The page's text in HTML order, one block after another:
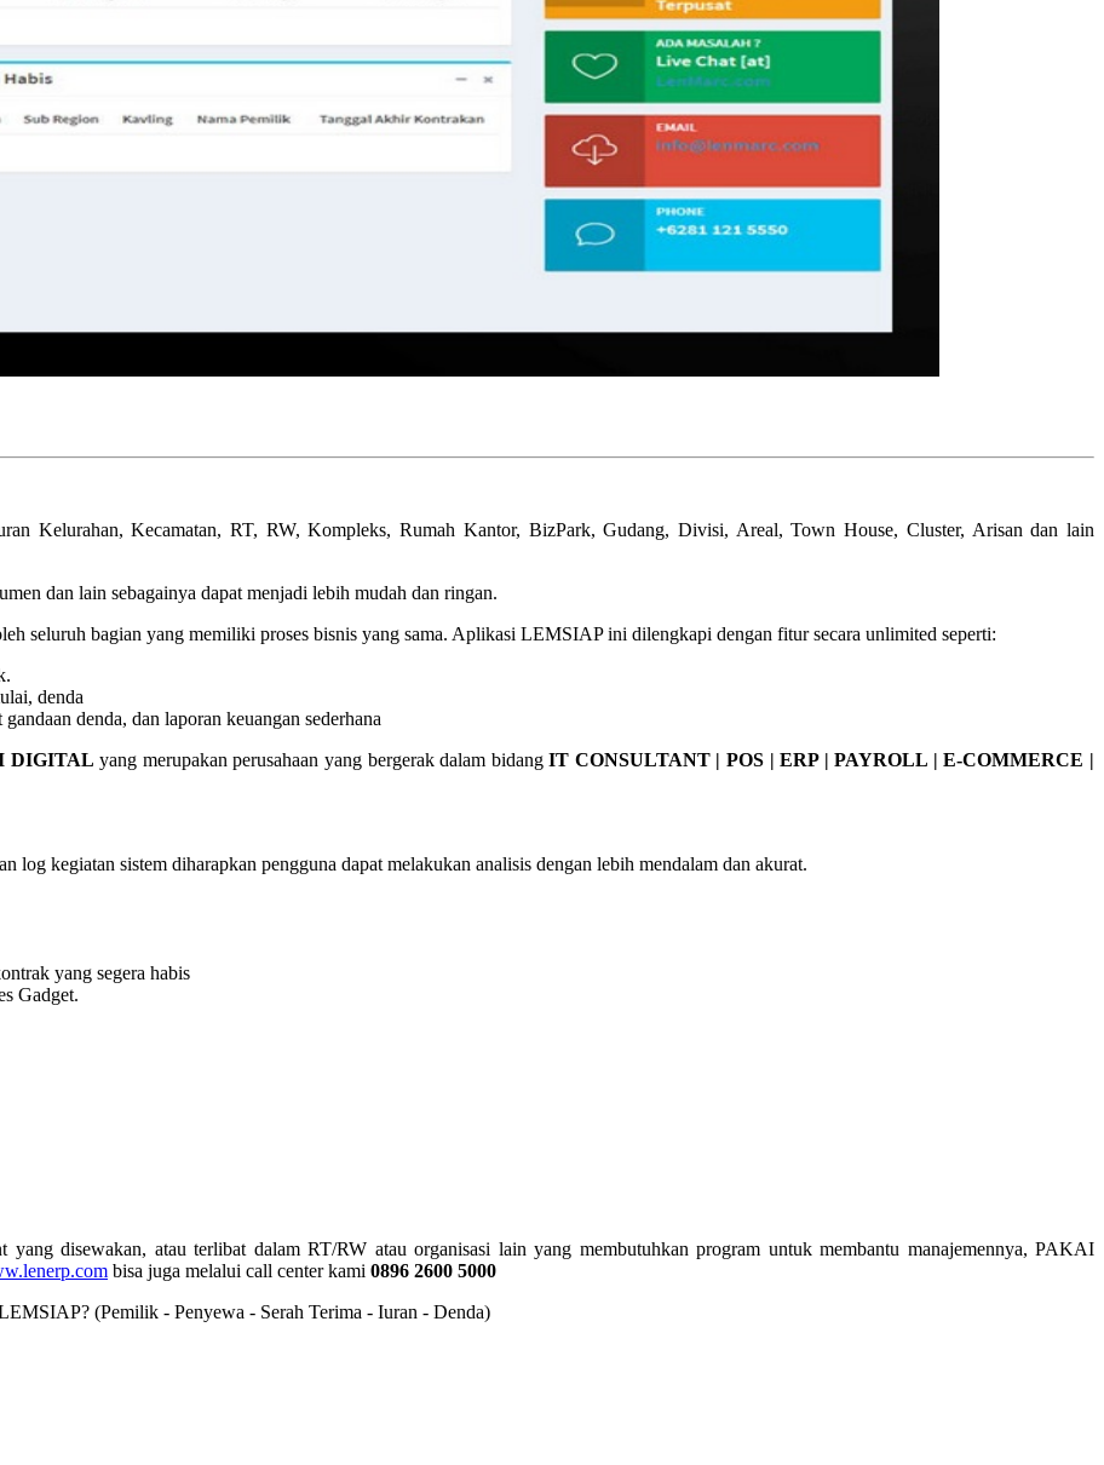
Kelurahan, Kecamatan, RT, RW, Kompleks, Rumah Kantor, BizPark, Gudang, Divisi, Areal, Town House, Cluster, Arisan dan lain
dan lain sebagainya dapat menjadi lebih mudah dan ringan.
seluruh bagian yang memiliki proses bisnis yang sama. Aplikasi LEMSIAP ini dilengkapi dengan fitur secara unlimited seperti:
denda
denda, dan laporan keuangan sederhana
DIGITAL yang merupakan perusahaan yang bergerak dalam bidangIT CONSULTANT | POS | ERP | PAYROLL | E-COMMERCE |
log kegiatan sistem diharapkan pengguna dapat melakukan analisis dengan lebih mendalam dan akurat.
yang segera habis
Gadget.
disewakan, atau terlibat dalam RT/RW atau organisasi lain yang membutuhkan program untuk membantu manajemennya, PAKAI
bisa juga melalui call center kami 0896 2600 5000
(Pemilik - Penyewa - Serah Terima - Iuran - Denda)